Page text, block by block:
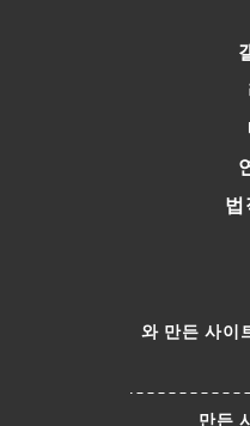
법
와 만든 사이
만든